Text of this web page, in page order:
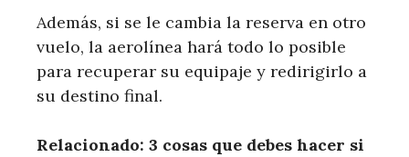
Además, si se le cambia la reserva en otro
vuelo, la aerolínea hará todo lo posible
para recuperar su equipaje y redirigirlo a
su destino final.
Relacionado: 3 cosas que debes hacer si